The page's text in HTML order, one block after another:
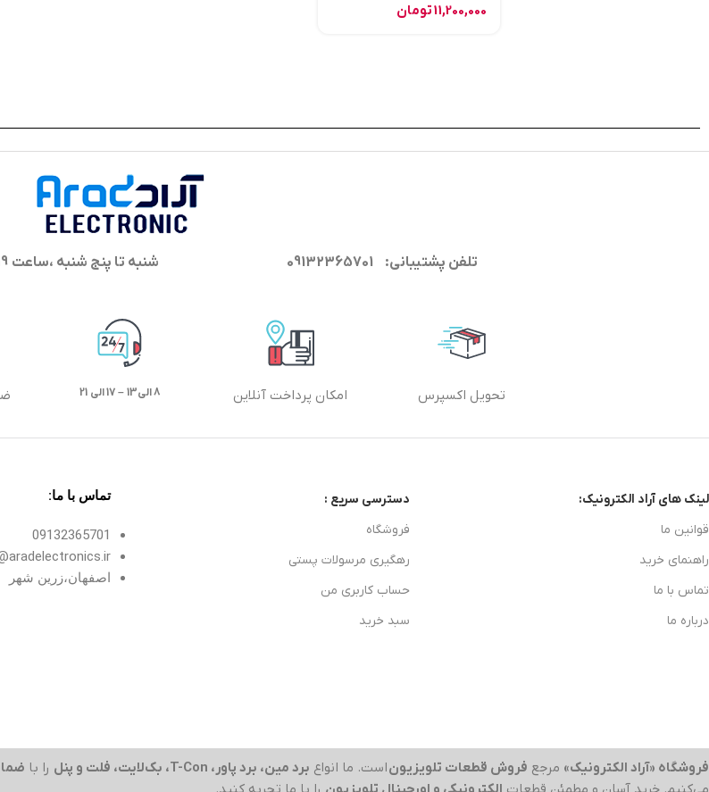
11,200,000تومان
تلفن پشتیبانی: 09132365701 شنبه تا پنج شنبه ،ساعت 9الی13 و 17 الی 20 پاسخگوی شما هستیم
تحویل اکسپرس امکان پرداخت آنلاین 8 الی13 – 17 الی 21
لینک های آراد الکترونیک:
قوانین ما
راهنمای خرید
تماس با ما
درباره ما
دسترسی سریع :
فروشگاه
رهگیری مرسولات پستی
حساب کاربری من
سبد خرید
تماس با ما:
09132365701
اصفهان،زرین شهر
فروشگاه «آراد الکترونیک» مرجع فروش قطعات تلویزیوناست. ما انواع برد مین، برد پاور، T-Con، بک‌لایت، فلت و پنل را با